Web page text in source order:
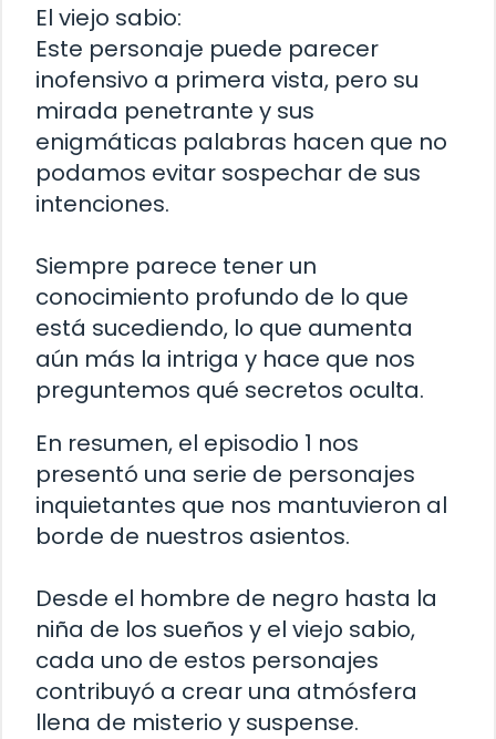
El viejo sabio:
Este personaje puede parecer
inofensivo a primera vista, pero su
mirada penetrante y sus
enigmáticas palabras hacen que no
podamos evitar sospechar de sus
intenciones.
Siempre parece tener un
conocimiento profundo de lo que
está sucediendo, lo que aumenta
aún más la intriga y hace que nos
preguntemos qué secretos oculta.
En resumen, el episodio 1 nos
presentó una serie de personajes
inquietantes que nos mantuvieron al
borde de nuestros asientos.
Desde el hombre de negro hasta la
niña de los sueños y el viejo sabio,
cada uno de estos personajes
contribuyó a crear una atmósfera
llena de misterio y suspense.